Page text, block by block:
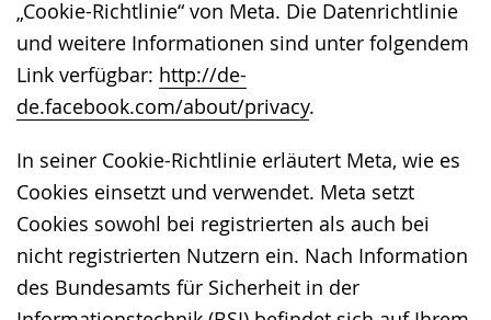
„Cookie-Richtlinie“ von Meta. Die Datenrichtlinie
und weitere Informationen sind unter folgendem
Link verfügbar: http://de-
de.facebook.com/about/privacy.
In seiner Cookie-Richtlinie erläutert Meta, wie es
Cookies einsetzt und verwendet. Meta setzt
Cookies sowohl bei registrierten als auch bei
nicht registrierten Nutzern ein. Nach Information
des Bundesamts für Sicherheit in der